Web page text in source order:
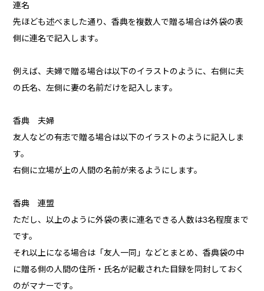
連名
先ほども述べました通り、香典を複数人で贈る場合は外袋の表
側に連名で記入します。
例えば、夫婦で贈る場合は以下のイラストのように、右側に夫
の氏名、左側に妻の名前だけを記入します。
香典 夫婦
友人などの有志で贈る場合は以下のイラストのように記入しま
す。
右側に立場が上の人間の名前が来るようにします。
香典 連盟
ただし、以上のように外袋の表に連名できる人数は3名程度まで
です。
それ以上になる場合は「友人一同」などとまとめ、香典袋の中
に贈る側の人間の住所・氏名が記載された目録を同封しておく
のがマナーです。